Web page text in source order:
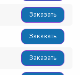
Заказать
Заказать
Заказать